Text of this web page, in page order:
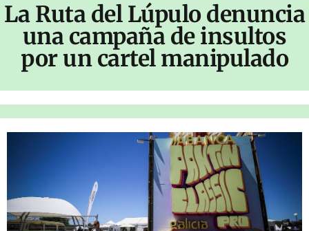
La Ruta del Lúpulo denuncia
una campaña de insultos
por un cartel manipulado